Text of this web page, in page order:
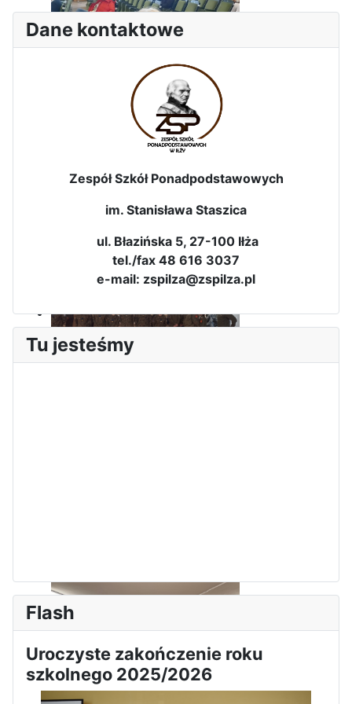
Sukces Kingi na XXXVI
Obchody Święta Konstytucji 3
Maja w Iłży
Dane kontaktowe
Zespół Szkół Ponadpodstawowych
im. Stanisława Staszica
ul. Błazińska 5, 27-100 Iłża
tel./fax 48 616 3037
e-mail: zspilza@zspilza.pl
Tu jesteśmy
Flash
Uroczyste zakończenie roku
szkolnego 2025/2026